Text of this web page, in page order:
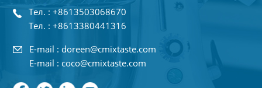
Тел. : +8613503068670
Тел. : +8613380441316
E-mail : doreen@cmixtaste.com
E-mail : coco@cmixtaste.com